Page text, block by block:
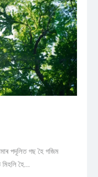
পদূলিত গছ হৈ গজিম
হৈ...